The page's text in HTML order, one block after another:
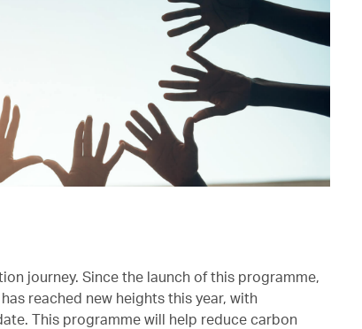
journey. Since the launch of this programme,
reached new heights this year, with
This programme will help reduce carbon